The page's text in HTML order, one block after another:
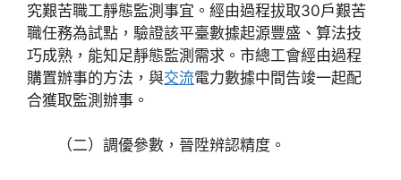
究艱苦職工靜態監測事宜。經由過程拔取30戶艱苦
職任務為試點，驗證該平臺數據起源豐盛、算法技
巧成熟，能知足靜態監測需求。市總工會經由過程
購置辦事的方法，與交流電力數據中間告竣一起配
合獲取監測辦事。
（二）調優參數，晉陞辨認精度。